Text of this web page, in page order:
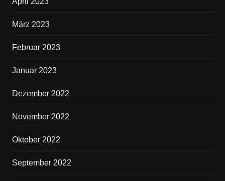
März 2023
Februar 2023
Januar 2023
Dezember 2022
November 2022
Oktober 2022
September 2022